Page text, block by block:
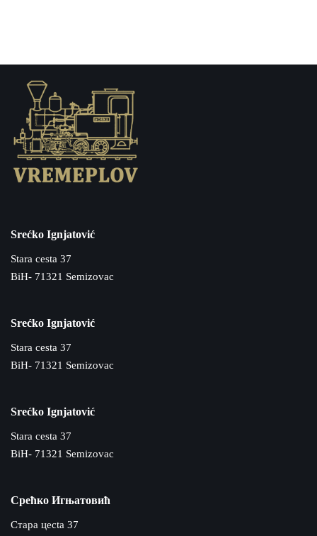
Srećko Ignjatović
Stara cesta 37
BiH- 71321 Semizovac
Srećko Ignjatović
Stara cesta 37
BiH- 71321 Semizovac
Srećko Ignjatović
Stara cesta 37
BiH- 71321 Semizovac
Срећко Игњатовић
Cтара цecta 37